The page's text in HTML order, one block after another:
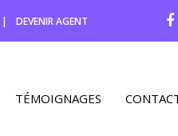
| DEVENIR AGENT
TÉMOIGNAGES